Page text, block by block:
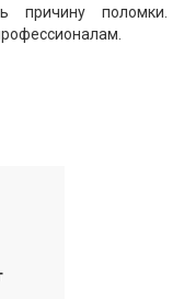
причину поломки.